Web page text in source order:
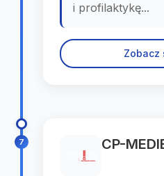
i profilaktykę...
Zobacz
7 CP-